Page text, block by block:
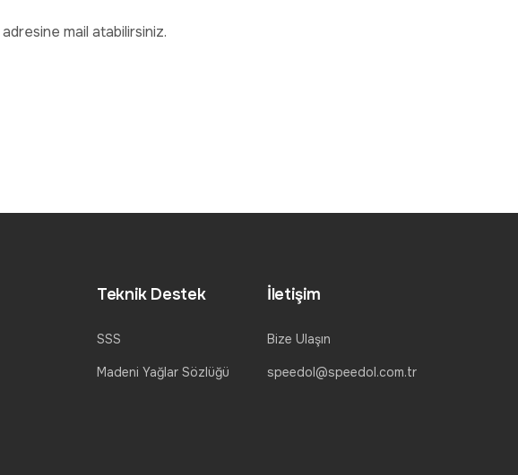
adresine mail atabilirsiniz.
Teknik Destek
SSS
Madeni Yağlar Sözlüğü
İletişim
Bize Ulaşın
speedol@speedol.com.tr